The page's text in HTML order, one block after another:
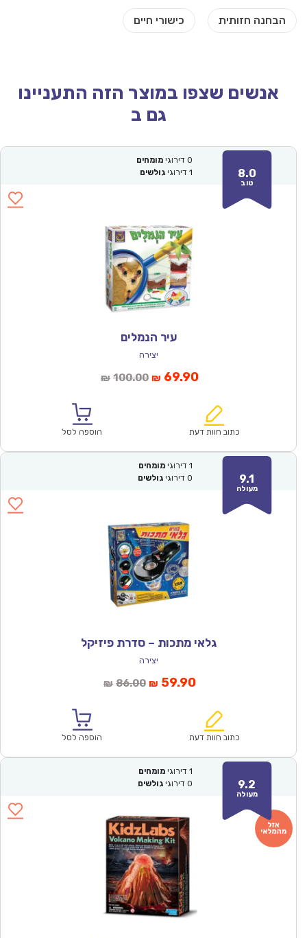
אנשים שצפו במוצר הזה התעניינו
גם ב
8.0
טוב
0 דירוגי מומחים
1 דירוגי גולשים
עיר הנמלים
יצירה
₪ 100.00המחיר
₪100.00.
₪ 69.90המחיר
הוא:
כתוב חוות דעת הוספה לסל
9.1
מעולה
1 דירוגי מומחים
0 דירוגי גולשים
גלאי מתכות – סדרת פיזיקל
יצירה
₪ 86.00המחיר
₪86.00.
₪ 59.90המחיר
הוא:
כתוב חוות דעת הוספה לסל
9.2
מעולה
1 דירוגי מומחים
0 דירוגי גולשים